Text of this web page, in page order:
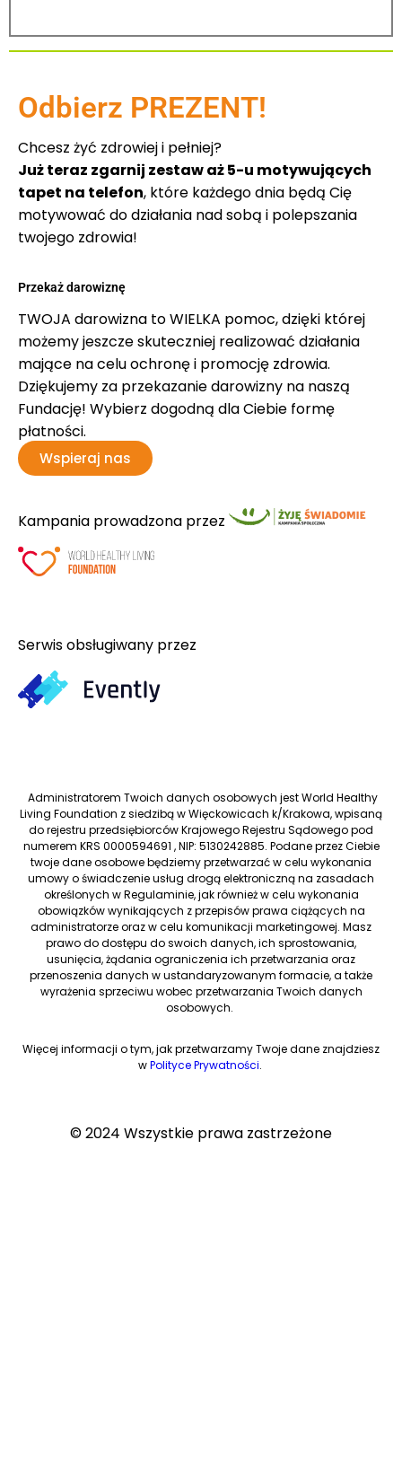
Odbierz PREZENT!
Chcesz żyć zdrowiej i pełniej?
Już teraz zgarnij zestaw aż 5-u motywujących
tapet na telefon, które każdego dnia będą Cię
motywować do działania nad sobą i polepszania
twojego zdrowia!
Przekaż darowiznę
TWOJA darowizna to WIELKA pomoc, dzięki której
możemy jeszcze skuteczniej realizować działania
mające na celu ochronę i promocję zdrowia.
Dziękujemy za przekazanie darowizny na naszą
Fundację! Wybierz dogodną dla Ciebie formę
płatności.
Wspieraj nas
Kampania prowadzona przez
Serwis obsługiwany przez
Administratorem Twoich danych osobowych jest World Healthy
Living Foundation z siedzibą w Więckowicach k/Krakowa, wpisaną
do rejestru przedsiębiorców Krajowego Rejestru Sądowego pod
numerem KRS 0000594691 , NIP: 5130242885. Podane przez Ciebie
twoje dane osobowe będziemy przetwarzać w celu wykonania
umowy o świadczenie usług drogą elektroniczną na zasadach
określonych w Regulaminie, jak również w celu wykonania
obowiązków wynikających z przepisów prawa ciążących na
administratorze oraz w celu komunikacji marketingowej. Masz
prawo do dostępu do swoich danych, ich sprostowania,
usunięcia, żądania ograniczenia ich przetwarzania oraz
przenoszenia danych w ustandaryzowanym formacie, a także
wyrażenia sprzeciwu wobec przetwarzania Twoich danych
osobowych.
Więcej informacji o tym, jak przetwarzamy Twoje dane znajdziesz
wPolityce Prywatności.
© 2024 Wszystkie prawa zastrzeżone